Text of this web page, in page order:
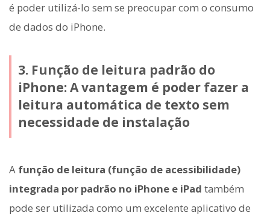
é poder utilizá-lo sem se preocupar com o consumo
de dados do iPhone.
3. Função de leitura padrão do
iPhone: A vantagem é poder fazer a
leitura automática de texto sem
necessidade de instalação
A função de leitura (função de acessibilidade)
integrada por padrão no iPhone e iPad também
pode ser utilizada como um excelente aplicativo de